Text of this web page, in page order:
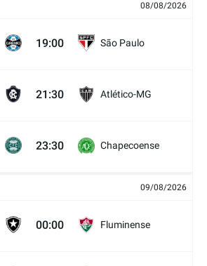
08/08/2026
19:00 São Paulo
21:30 Atlético-MG
23:30 Chapecoense
09/08/2026
00:00 Fluminense